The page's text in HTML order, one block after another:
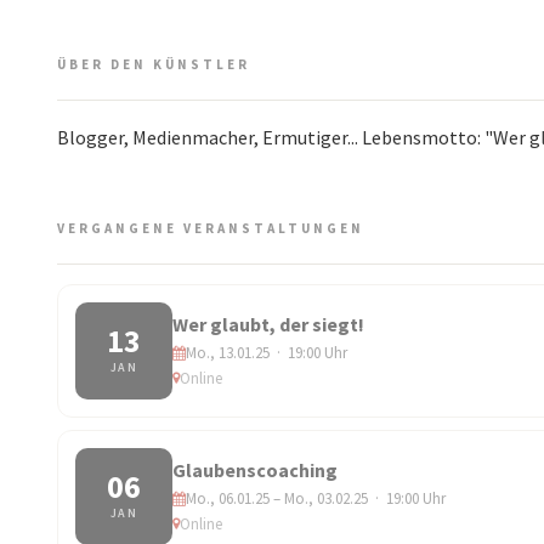
ÜBER DEN KÜNSTLER
Blogger, Medienmacher, Ermutiger... Lebensmotto: "Wer
VERGANGENE VERANSTALTUNGEN
13
JAN
Wer glaubt, der siegt!
Mo., 13.01.25 · 19:00 Uhr
Online
06
JAN
Glaubenscoaching
Mo., 06.01.25 – Mo., 03.02.25 · 19:00 Uhr
Online